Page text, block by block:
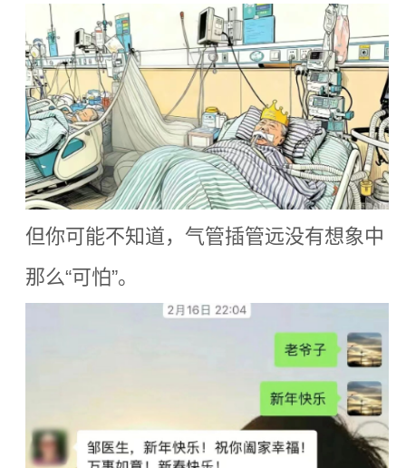
但你可能不知道，气管插管远没有想象中
那么“可怕”。